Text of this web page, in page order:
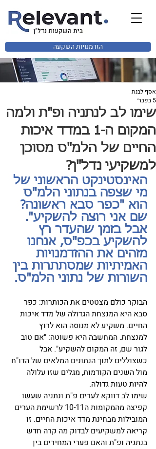
הזדמנויות השקעה
שימו לב לנתניה ופ"ת ולמה
המקום ה-1 במדד איכות
החיים של הלמ"ס מסוכן
למשקיעי נדל"ן?
אסף לבנת
5 בפבר׳
האינסטינקט הראשוני של
מי שצפה בנתוני הלמ"ס
הוא "כפר סבא ראשונה?
שם אני רוצה להשקיע".
אבל בזמן שהעדר רץ
להשקיע בכפ"ס, אנחנו
מזהים את ההזדמנויות
האמיתיות שמסתתרות בין
השורות של נתוני הלמ"ס.
הבוקר כולם מצטטים את הכותרות: כפר
סבא היא המנצחת הגדולה של מדד איכות
החיים. משקיע לא מנוסה הוא לרוץ
למנצחת. המחשבה היא פשוטה: "אם טוב
לגור שם, זה המקום להשקיע". אבל
כשצוללים לתוך הנתונים המלאים של הדו"ח
מול השנים הקודמות, מגלים שזו עלולה
להיות טעות גדולה.
שימו לב דווקא לערים פ"ת ונתניה שעשו
קפיצה מהמקומות ה10-11 לרשימת הערים
המובילות מבחינת מדד איכות החיים. זו
קריאה למשקיעים לבדוק מה קרה חדש
בנתניה ופ"ת והאם פערי המחירים בין